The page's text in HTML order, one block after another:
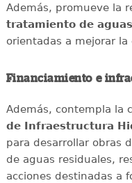
Además, promueve la
tratamiento de
orientadas a mejorar
Financiamiento e
Además, contempla la
de Infraestructura
para desarrollar obras
de aguas residuales,
acciones destinadas a